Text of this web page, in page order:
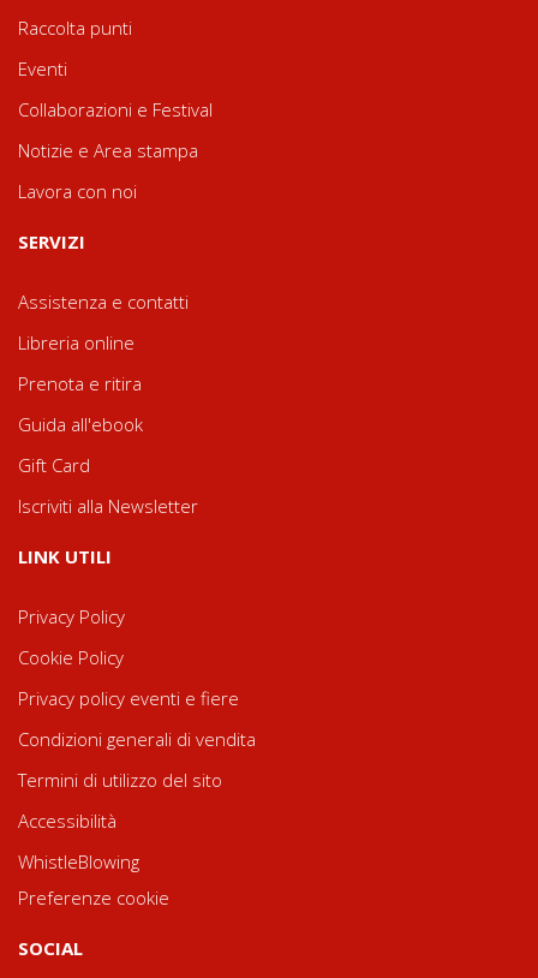
Raccolta punti
Eventi
Collaborazioni e Festival
Notizie e Area stampa
Lavora con noi
SERVIZI
Assistenza e contatti
Libreria online
Prenota e ritira
Guida all'ebook
Gift Card
Iscriviti alla Newsletter
LINK UTILI
Privacy Policy
Cookie Policy
Privacy policy eventi e fiere
Condizioni generali di vendita
Termini di utilizzo del sito
Accessibilità
WhistleBlowing
Preferenze cookie
SOCIAL